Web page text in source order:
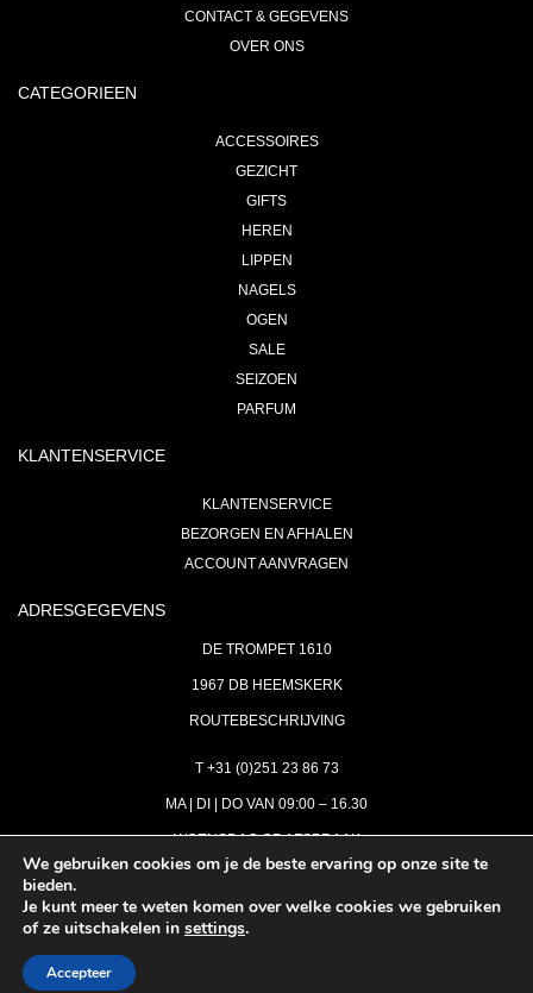
CONTACT & GEGEVENS
OVER ONS
CATEGORIEEN
ACCESSOIRES
GEZICHT
GIFTS
HEREN
LIPPEN
NAGELS
OGEN
SALE
SEIZOEN
PARFUM
KLANTENSERVICE
KLANTENSERVICE
BEZORGEN EN AFHALEN
ACCOUNT AANVRAGEN
ADRESGEGEVENS
DE TROMPET 1610
1967 DB HEEMSKERK
ROUTEBESCHRIJVING
T +31 (0)251 23 86 73
MA | DI | DO VAN 09:00 – 16.30
WOENSDAG OP AFSPRAAK
INFO@ASTH.NL
We gebruiken cookies om je de beste ervaring op onze site te
bieden.
Je kunt meer te weten komen over welke cookies we gebruiken
of ze uitschakelen in settings.
Accepteer